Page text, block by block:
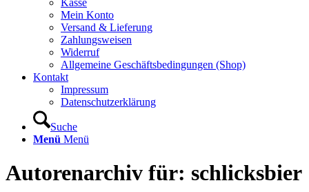
Kasse
Mein Konto
Versand & Lieferung
Zahlungsweisen
Widerruf
Allgemeine Geschäftsbedingungen (Shop)
Kontakt
Impressum
Datenschutzerklärung
Suche
Menü Menü
Autorenarchiv für: schlicksbier